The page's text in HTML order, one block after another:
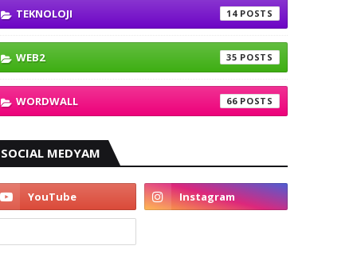
TEKNOLOJI 14
WEB2 35
WORDWALL 66
SOCIAL MEDYAM